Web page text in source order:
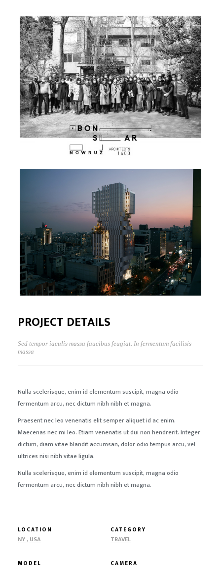
PROJECT DETAILS
Sed tempor iaculis massa faucibus feugiat. In fermentum facilisis
massa
Nulla scelerisque, enim id elementum suscipit, magna odio
fermentum arcu, nec dictum nibh nibh et magna.
Praesent nec leo venenatis elit semper aliquet id ac enim.
Maecenas nec mi leo. Etiam venenatis ut dui non hendrerit. Integer
dictum, diam vitae blandit accumsan, dolor odio tempus arcu, vel
ultrices nisi nibh vitae ligula.
Nulla scelerisque, enim id elementum suscipit, magna odio
fermentum arcu, nec dictum nibh nibh et magna.
LOCATION
NY , USA
CATEGORY
TRAVEL
MODEL CAMERA